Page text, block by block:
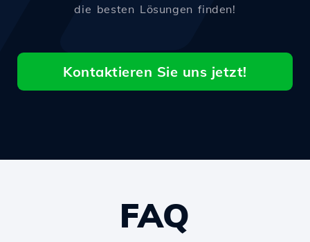
die besten Lösungen finden!
Kontaktieren Sie uns jetzt!
FAQ